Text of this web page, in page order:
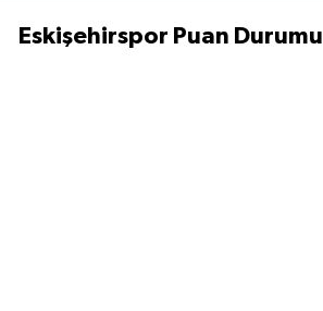
Eskişehirspor Puan Durumu